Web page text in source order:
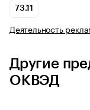
73.11
Деятельность
Другие
ОКВЭД